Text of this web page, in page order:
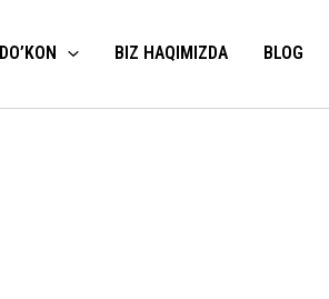
DO’KON BIZ HAQIMIZDA BLOG